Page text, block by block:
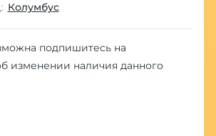
Колумбус
подпишитесь на
изменении наличия данного